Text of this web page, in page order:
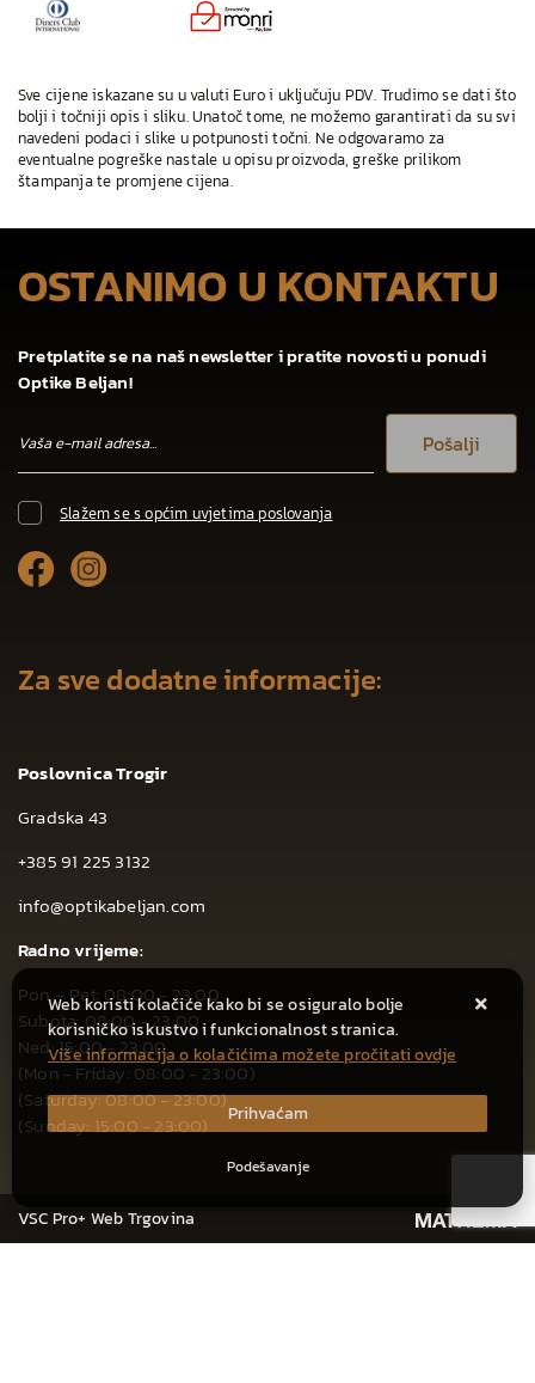
Sve cijene iskazane su u valuti Euro i uključuju PDV. Trudimo se dati što
bolji i točniji opis i sliku. Unatoč tome, ne možemo garantirati da su svi
navedeni podaci i slike u potpunosti točni. Ne odgovaramo za
eventualne pogreške nastale u opisu proizvoda, greške prilikom
štampanja te promjene cijena.
OSTANIMO U KONTAKTU
Pretplatite se na naš newsletter i pratite novosti u ponudi
Optike Beljan!
Pošalji
Slažem se s općim uvjetima poslovanja
Za sve dodatne informacije:
Poslovnica Trogir
Gradska 43
+385 91 225 3132
info@optikabeljan.com
Radno vrijeme:
Pon – Pet: 08:00 - 23:00
Subota: 08:00 - 23:00
Ned: 15:00 - 23:00
(Mon - Friday: 08:00 - 23:00)
(Saturday: 08:00 - 23:00)
(Sunday: 15:00 - 23:00)
VSC Pro+ Web Trgovina
Web koristi kolačiće kako bi se osiguralo bolje
korisničko iskustvo i funkcionalnost stranica.
Više informacija o kolačićima možete pročitati ovdje
Prihvaćam
Podešavanje